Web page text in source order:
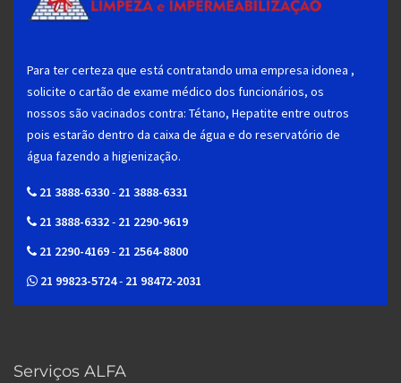
Para ter certeza que está contratando uma empresa idonea ,
solicite o cartão de exame médico dos funcionários, os
nossos são vacinados contra: Tétano, Hepatite entre outros
pois estarão dentro da caixa de água e do reservatório de
água fazendo a higienização.
21 3888-6330- 21 3888-6331
21 3888-6332- 21 2290-9619
21 2290-4169- 21 2564-8800
21 99823-5724- 21 98472-2031
Serviços ALFA